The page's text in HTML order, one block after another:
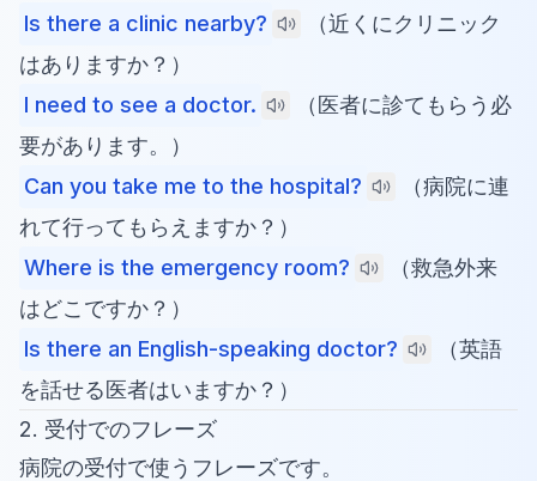
Is there a clinic nearby?
（近くにクリニック
はありますか？）
I need to see a doctor.
（医者に診てもらう必
要があります。）
Can you take me to the hospital?
（病院に連
れて行ってもらえますか？）
Where is the emergency room?
（救急外来
はどこですか？）
Is there an English-speaking doctor?
（英語
を話せる医者はいますか？）
2. 受付でのフレーズ
病院の受付で使うフレーズです。